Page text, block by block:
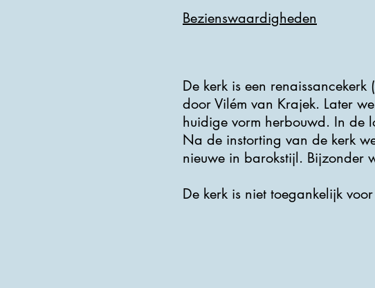
Bezienswaardigheden
De kerk is een
door Vilém van Krajek. Later
huidige vorm herbouwd. In de
Na de instorting van de kerk
nieuwe in barokstijl. Bijzonder
De kerk is niet toegankelijk